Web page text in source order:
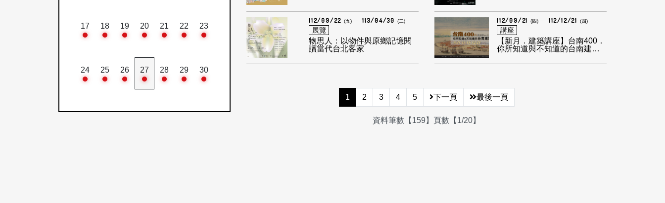
17 18 19 20 21 22 23
24 25 26 27 28 29 30
112/09/22 (五) 113/04/30 (二)
展覽
物思人：以物件與原鄉記憶閱
讀當代台北客家
112/09/21 (四) 112/12/21 (四)
講座
【新月．建築講座】台南400．
你所知道與不知道的台南建築
1 2 3 4 5 下一頁 最後一頁
資料筆數【159】頁數【1/20】